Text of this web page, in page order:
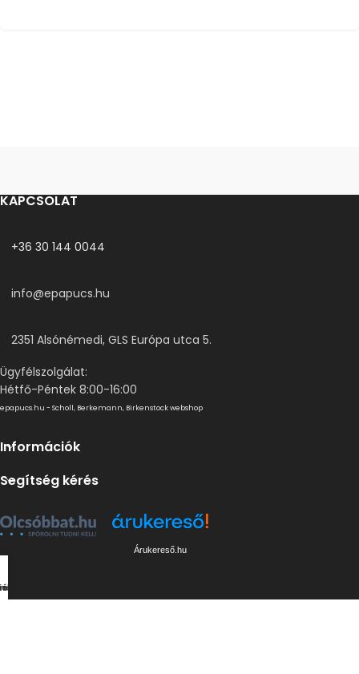
KAPCSOLAT
+36 30 144 0044
info@epapucs.hu
2351 Alsónémedi, GLS Európa utca 5.
Ügyfélszolgálat:
Hétfő-Péntek 8:00-16:00
epapucs.hu - Scholl, Berkemann, Birkenstock webshop
Információk
Segítség kérés
Árukereső.hu